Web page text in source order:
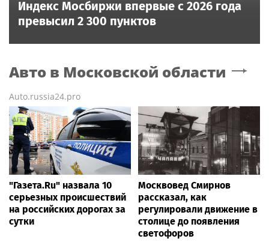
Индекс Мосбиржи впервые с 2026 года
превысил 2 300 пунктов
Авто в Московской области
Auto.russia24.pro
"Газета.Ru" назвала 10
серьезных происшествий
на российских дорогах за
сутки
Москвовед Смирнов
рассказал, как
регулировали движение в
столице до появления
светофоров